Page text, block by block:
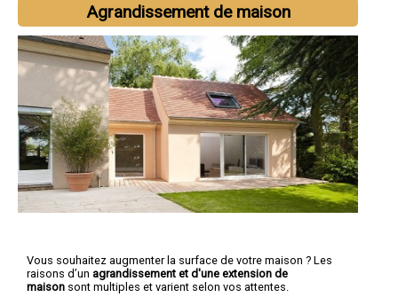
Agrandissement de maison
Vous souhaitez augmenter la surface de votre maison ? Les
raisons d’un agrandissement et d'une extension de
maison sont multiples et varient selon vos attentes.